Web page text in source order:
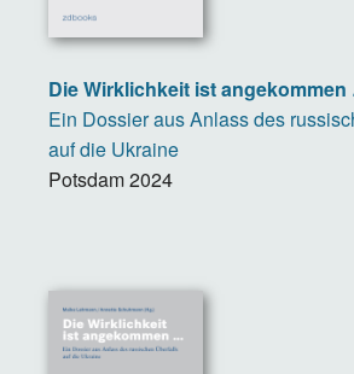
Die Wirklichkeit ist
Ein Dossier aus Anlass des
auf die Ukraine
Potsdam2024